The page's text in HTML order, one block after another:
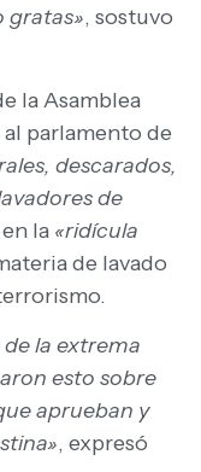
gratas», sostuvo
la Asamblea
parlamento de
descarados,
de
la «ridícula
de lavado
la extrema
esto sobre
aprueban y
, expresó